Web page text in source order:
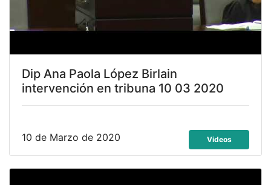
Dip Ana Paola López Birlain
intervención en tribuna 10 03 2020
10 de Marzo de 2020 Videos